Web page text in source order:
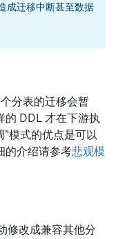
成迁移中断甚至数据
分表的迁移会暂
的 DDL 才在下游执
模式的优点是可以
的介绍请参考悲观模
修改成兼容其他分